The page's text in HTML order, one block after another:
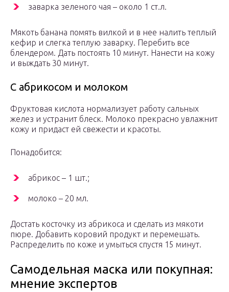
заварка зеленого чая – около 1 ст.л.
Мякоть банана помять вилкой и в нее налить теплый
кефир и слегка теплую заварку. Перебить все
блендером. Дать постоять 10 минут. Нанести на кожу
и выждать 30 минут.
С абрикосом и молоком
Фруктовая кислота нормализует работу сальных
желез и устранит блеск. Молоко прекрасно увлажнит
кожу и придаст ей свежести и красоты.
Понадобится:
абрикос – 1 шт.;
молоко – 20 мл.
Достать косточку из абрикоса и сделать из мякоти
пюре. Добавить коровий продукт и перемешать.
Распределить по коже и умыться спустя 15 минут.
Самодельная маска или покупная:
мнение экспертов